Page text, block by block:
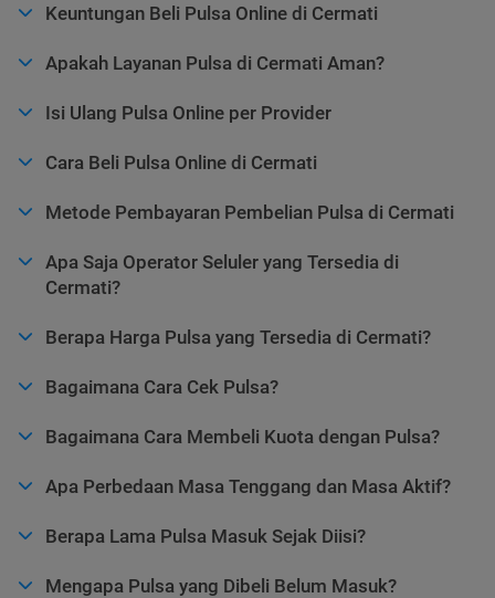
Keuntungan Beli Pulsa Online di Cermati
Apakah Layanan Pulsa di Cermati Aman?
Isi Ulang Pulsa Online per Provider
Cara Beli Pulsa Online di Cermati
Metode Pembayaran Pembelian Pulsa di Cermati
Apa Saja Operator Seluler yang Tersedia di
Cermati?
Berapa Harga Pulsa yang Tersedia di Cermati?
Bagaimana Cara Cek Pulsa?
Bagaimana Cara Membeli Kuota dengan Pulsa?
Apa Perbedaan Masa Tenggang dan Masa Aktif?
Berapa Lama Pulsa Masuk Sejak Diisi?
Mengapa Pulsa yang Dibeli Belum Masuk?